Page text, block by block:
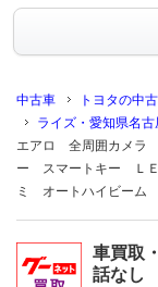
中古車 トヨタの中
ライズ・愛知県名
エアロ 全周囲カメラ
ー スマートキー Ｌ
ミ オートハイビーム
車買取
話なし